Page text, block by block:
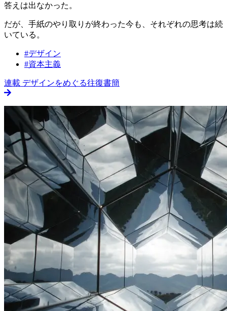
答えは出なかった。
だが、手紙のやり取りが終わった今も、それぞれの思考は続
いている。
#デザイン
#資本主義
連載 デザインをめぐる往復書簡